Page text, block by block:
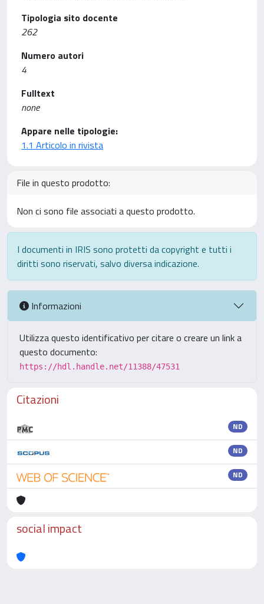
Tipologia sito docente
262
Numero autori
4
Fulltext
none
Appare nelle tipologie:
1.1 Articolo in rivista
File in questo prodotto:
Non ci sono file associati a questo prodotto.
I documenti in IRIS sono protetti da copyright e tutti i
diritti sono riservati, salvo diversa indicazione.
Informazioni
Utilizza questo identificativo per citare o creare un link a
questo documento:
https://hdl.handle.net/11388/47531
Citazioni
ND
ND
ND
social impact